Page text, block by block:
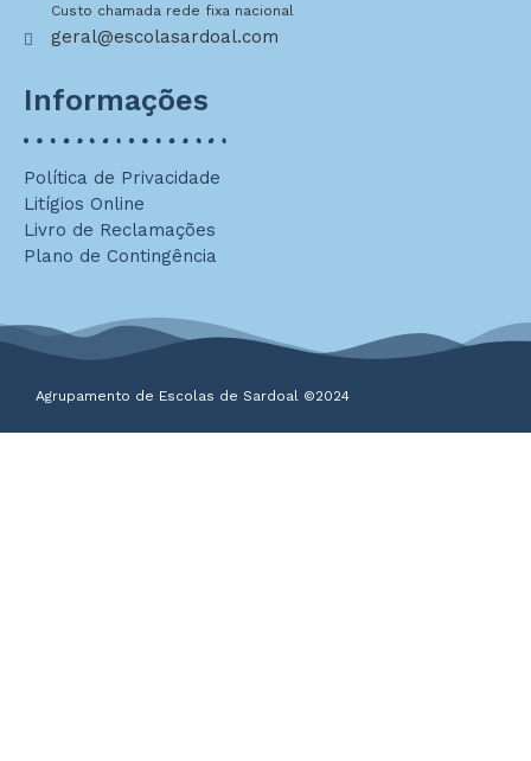
Custo chamada rede fixa nacional
geral@escolasardoal.com
Informações
Política de Privacidade
Litígios Online
Livro de Reclamações
Plano de Contingência
Agrupamento de Escolas de Sardoal ©2024